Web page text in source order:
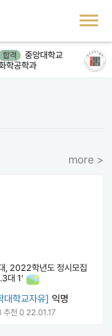
합격
중앙대학교
학공학과
more >
, 2022학년도 정시모집
대 1'
대학교자유] 익명
추천 0 22.01.17